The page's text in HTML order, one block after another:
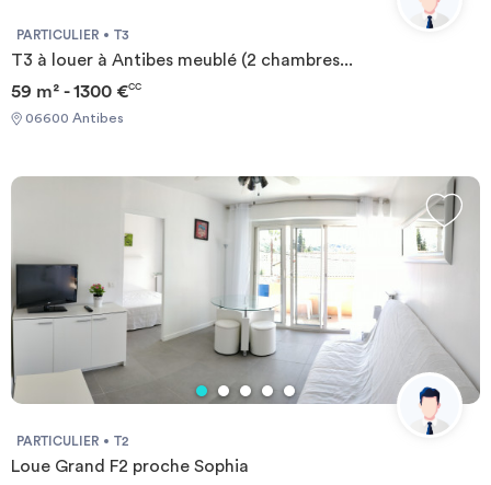
PARTICULIER T3
T3 à louer à Antibes meublé (2 chambres...
59 m² - 1300 €CC
06600 Antibes
PARTICULIER T2
Loue Grand F2 proche Sophia